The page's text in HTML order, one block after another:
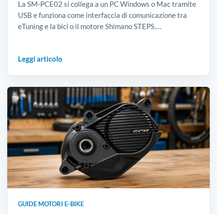
La SM-PCE02 si collega a un PC Windows o Mac tramite
USB e funziona come interfaccia di comunicazione tra
eTuning e la bici o il motore Shimano STEPS.…
Leggi articolo
GUIDE MOTORI E-BIKE